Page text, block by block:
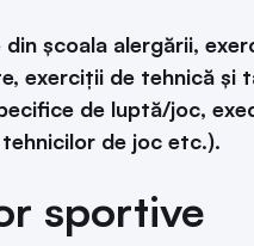
școala alergării,
exerciții de tehnică și
de luptă/joc,
de joc etc.).
sportive